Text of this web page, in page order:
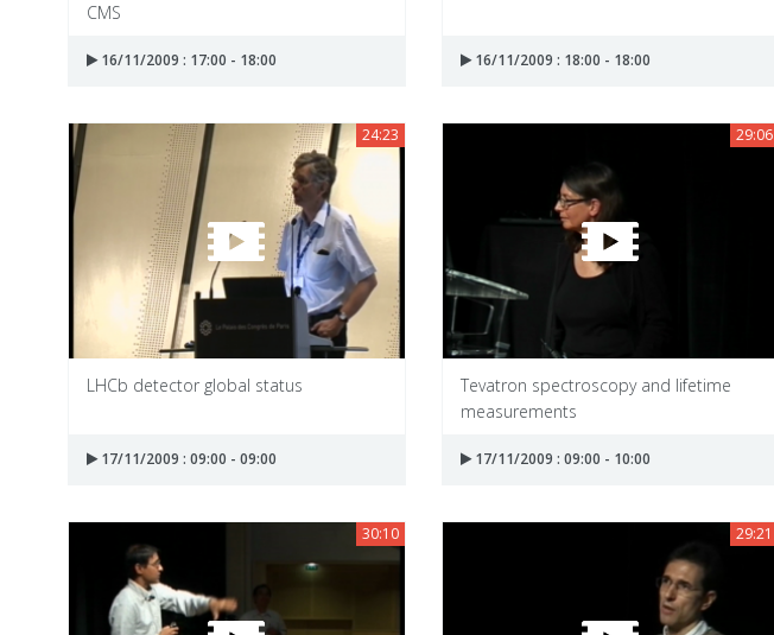
CMS
16/11/2009 : 17:00 - 18:00 16/11/2009 : 18:00 - 18:00
24:23
LHCb detector global status
17/11/2009 : 09:00 - 09:00
29:06
Tevatron spectroscopy and lifetime
measurements
17/11/2009 : 09:00 - 10:00
30:10 29:21